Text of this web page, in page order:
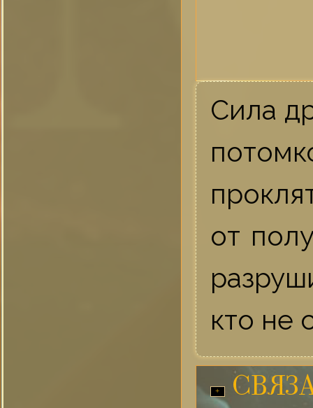
Сила
от
кто не